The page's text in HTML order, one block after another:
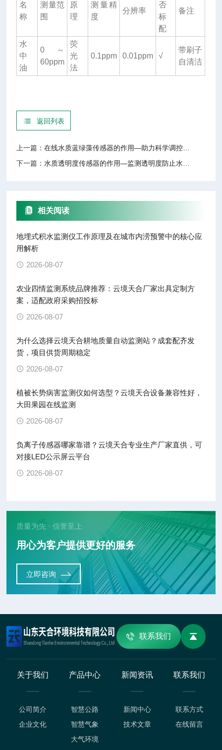
名
称
测量范
围
原
理
测量精
度
分辨率
否
标
配
备注
水
中
油
0～
60ppm
荧
光
法
0.1ppm 0.01ppm √
带刷子
自清洁
返回列表
上一篇：在线水质蓝绿藻传感器的作用—助力科学调控水体环境，提升养殖效率与安全性
下一篇：水质透明度传感器的作用—监测透明度防止水质恶化导致设备腐蚀或效率下降
相关阅读
地埋式积水监测仪工作原理及在城市内涝预警中的核心应
用解析
2026-08-07
农业四情监测系统品牌推荐：云境天合厂家出具定制方
案，适配政府采购招投标
2026-08-07
为什么选择云境天合耕地质量自动监测站？成套配齐发
货，项目供货周期稳定
2026-08-07
植被长势病害监测仪如何选型？云境天合设备兼容性好，
大田果园在线监测
2026-08-07
负离子传感器哪家靠谱？云境天合专业生产厂家直供，可
对接LED公示屏云平台
2026-08-07
质量为先 · 信誉至上
用心为客户提供更好的服务
立即咨询
联系我们
关于我们
公司简介
企业文化
产品中心
智慧公路
智慧气象
大气环境
新闻资讯
新闻中心
技术文章
联系我们
联系方式
在线留言